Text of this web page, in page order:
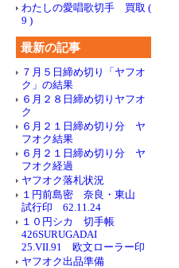
わたしの愛唱歌切手 買取 (
9 )
最新の記事
７月５日締め切り「ヤフオ
ク」の結果
６月２８日締め切りヤフオ
ク
６月２１日締め切り分 ヤ
フオク結果
６月２１日締め切り分 ヤ
フオク経過
ヤフオク落札状況
１円前島密 奈良・東山
試行印 62.11.24
１０円シカ 切手帳
426SURUGADAI
25.VII.91 欧文ローラー印
ヤフオク出品準備